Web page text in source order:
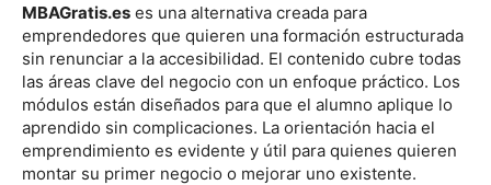
MBAGratis.es es una alternativa creada para
emprendedores que quieren una formación estructurada
sin renunciar a la accesibilidad. El contenido cubre todas
las áreas clave del negocio con un enfoque práctico. Los
módulos están diseñados para que el alumno aplique lo
aprendido sin complicaciones. La orientación hacia el
emprendimiento es evidente y útil para quienes quieren
montar su primer negocio o mejorar uno existente.